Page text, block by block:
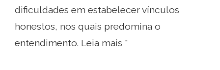
dificuldades em estabelecer vínculos
honestos, nos quais predomina o
entendimento. Leia mais "